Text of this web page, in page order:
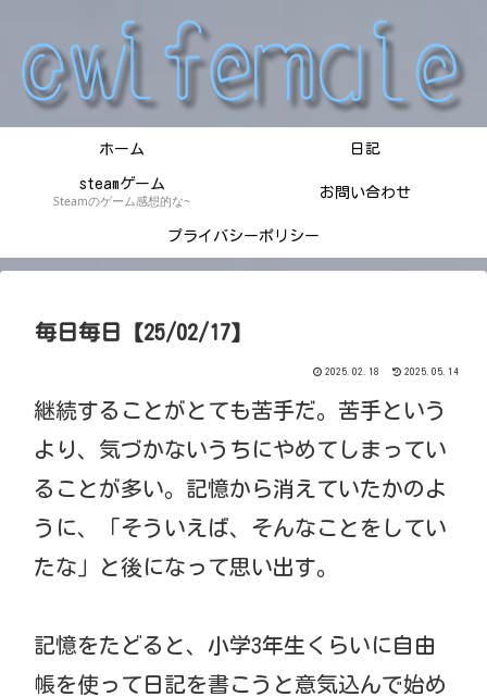
ホーム 日記
steamゲーム
Steamのゲーム感想的な~
お問い合わせ
プライバシーポリシー
毎日毎日【25/02/17】
2025.02.18 2025.05.14
継続することがとても苦手だ。苦手という
より、気づかないうちにやめてしまってい
ることが多い。記憶から消えていたかのよ
うに、「そういえば、そんなことをしてい
たな」と後になって思い出す。
記憶をたどると、小学3年生くらいに自由
帳を使って日記を書こうと意気込んで始め